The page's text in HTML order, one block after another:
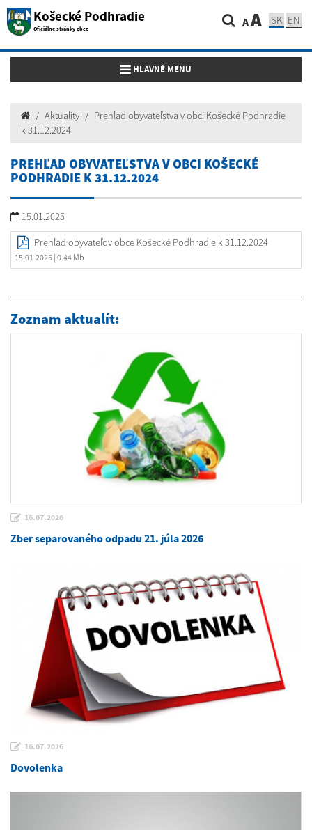
Košecké Podhradie
Oficiálne stránky obce AA SK EN
Toggle navigation
HLAVNÉ MENU
Aktuality
Prehľad obyvateľstva v obci Košecké Podhradie
k 31.12.2024
PREHĽAD OBYVATEĽSTVA V OBCI KOŠECKÉ
PODHRADIE K 31.12.2024
15.01.2025
Prehľad obyvateľov obce Košecké Podhradie k 31.12.2024
15.01.2025 | 0.44 Mb
Zoznam aktualít:
16.07.2026
Zber separovaného odpadu 21. júla 2026
16.07.2026
Dovolenka